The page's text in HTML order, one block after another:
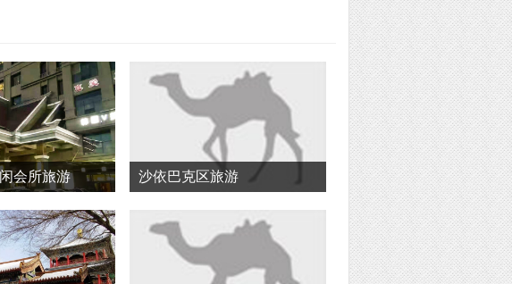
会所旅游 沙依巴克区旅游